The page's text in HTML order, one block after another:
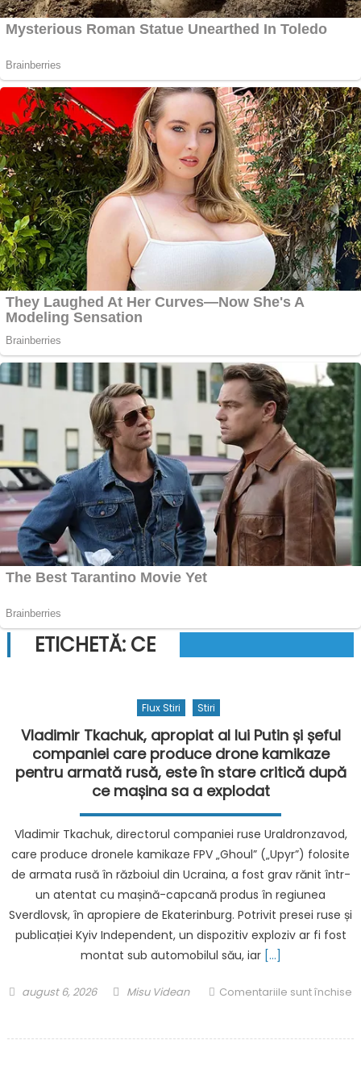
ETICHETĂ: CE
Flux Stiri Stiri
Vladimir Tkachuk, apropiat al lui Putin și șeful
companiei care produce drone kamikaze
pentru armată rusă, este în stare critică după
ce mașina sa a explodat
Vladimir Tkachuk, directorul companiei ruse Uraldronzavod,
care produce dronele kamikaze FPV „Ghoul” („Upyr”) folosite
de armata rusă în războiul din Ucraina, a fost grav rănit într-
un atentat cu mașină-capcană produs în regiunea
Sverdlovsk, în apropiere de Ekaterinburg. Potrivit presei ruse și
publicației Kyiv Independent, un dispozitiv exploziv ar fi fost
montat sub automobilul său, iar[…]
Posted
august 6, 2026 Author
Misu Videan
Comentariile sunt închise